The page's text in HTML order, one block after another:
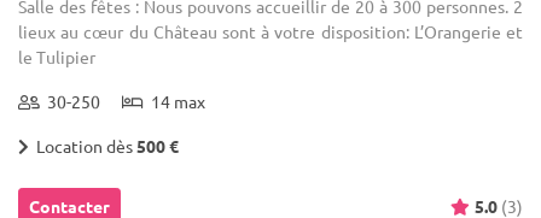
Salle des fêtes : Nous pouvons accueillir de 20 à 300 personnes. 2
lieux au cœur du Château sont à votre disposition: L’Orangerie et
le Tulipier
30-250 14 max
Location dès500 €
Contacter 5.0 (3)